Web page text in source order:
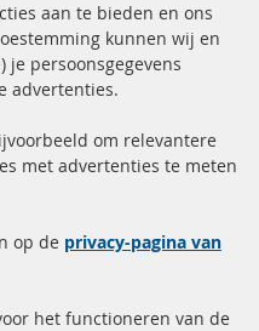
Kundenservice
Verzendingskosten
aan te bieden en ons
kunnen wij en
je persoonsgegevens
advertenties.
om relevantere
met advertenties te meten
op de privacy-pagina van
het functioneren van de